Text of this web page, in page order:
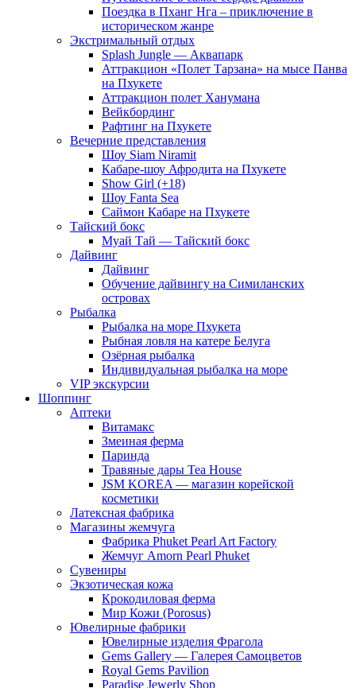
Поездка в Пханг Нга – приключение в
историческом жанре
Экстримальный отдых
Splash Jungle — Аквапарк
Аттракцион «Полет Тарзана» на мысе Панва
на Пхукете
Аттракцион полет Ханумана
Вейкбординг
Рафтинг на Пхукете
Вечерние представления
Шоу Siam Niramit
Кабаре-шоу Афродита на Пхукете
Show Girl (+18)
Шоу Fanta Sea
Саймон Кабаре на Пхукете
Тайский бокс
Муай Тай — Тайский бокс
Дайвинг
Дайвинг
Обучение дайвингу на Симиланских
островах
Рыбалка
Рыбалка на море Пхукета
Рыбная ловля на катере Белуга
Озёрная рыбалка
Индивидуальная рыбалка на море
VIP экскурсии
Шоппинг
Аптеки
Витамакс
Змеиная ферма
Паринда
Травяные дары Tea House
JSM KOREA — магазин корейской
косметики
Латексная фабрика
Магазины жемчуга
Фабрика Phuket Pearl Art Factory
Жемчуг Amorn Pearl Phuket
Сувениры
Экзотическая кожа
Крокодиловая ферма
Мир Кожи (Porosus)
Ювелирные фабрики
Ювелирные изделия Фрагола
Gems Gallery — Галерея Самоцветов
Royal Gems Pavilion
Paradise Jewerly Shop